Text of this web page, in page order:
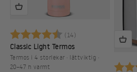
Betyg: (14)
4.9 utav 5 stjärnor
Classic Light Termos
Termos i 4 storlekar · lättviktig ·
20–47 h varmt
Betyg: